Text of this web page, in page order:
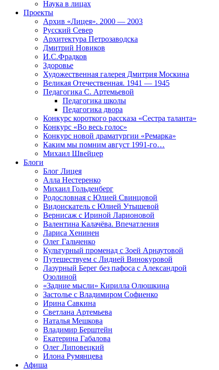
Наука в лицах
Проекты
Архив «Лицея». 2000 — 2003
Русский Север
Архитектура Петрозаводска
Дмитрий Новиков
И.С.Фрадков
Здоровье
Художественная галерея Дмитрия Москина
Великая Отечественная. 1941 — 1945
Педагогика С. Артемьевой
Педагогика школы
Педагогика двора
Конкурс короткого рассказа «Сестра таланта»
Конкурс «Во весь голос»
Конкурс новой драматургии «Ремарка»
Каким мы помним август 1991-го…
Михаил Швейцер
Блоги
Блог Лицея
Алла Нестеренко
Михаил Гольденберг
Родословная с Юлией Свинцовой
Видоискатель с Юлией Утышевой
Вернисаж с Ириной Ларионовой
Валентина Калачёва. Впечатления
Лариса Хенинен
Олег Гальченко
Культурный променад с Зоей Арнаутовой
Путешествуем с Лидией Винокуровой
Лазурный Берег без пафоса с Александрой
Озолиной
«Задние мысли» Кирилла Олюшкина
Застолье с Владимиром Софиенко
Ирина Савкина
Светлана Артемьева
Наталья Мешкова
Владимир Берштейн
Екатерина Габалова
Олег Липовецкий
Илона Румянцева
Афиша